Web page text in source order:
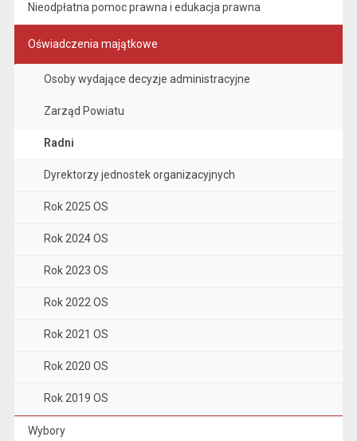
Nieodpłatna pomoc prawna i edukacja prawna
Oświadczenia majątkowe
Osoby wydające decyzje administracyjne
Zarząd Powiatu
Radni
Dyrektorzy jednostek organizacyjnych
Rok 2025 OS
Rok 2024 OS
Rok 2023 OS
Rok 2022 OS
Rok 2021 OS
Rok 2020 OS
Rok 2019 OS
Wybory